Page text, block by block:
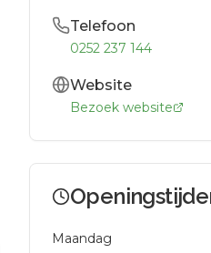
Telefoon
0252 237 144
Website
Bezoek website
Maandag